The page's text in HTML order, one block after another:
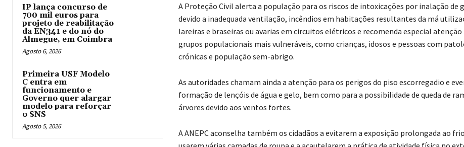
IP lança concurso de
700 mil euros para
projeto de reabilitação
da EN341 e do nó do
Almegue, em Coimbra
Agosto 6, 2026
Primeira USF Modelo
C entra em
funcionamento e
Governo quer alargar
modelo para reforçar
o SNS
Agosto 5, 2026
A Proteção Civil alerta a população para os riscos de intoxicações por inalação de
devido a inadequada ventilação, incêndios em habitações resultantes da má
lareiras e braseiras ou avarias em circuitos elétricos e recomenda especial atenção
grupos populacionais mais vulneráveis, como crianças, idosos e pessoas com
crónicas e população sem-abrigo.
As autoridades chamam ainda a atenção para os perigos do piso escorregadio e
formação de lençóis de água e gelo, bem como para a possibilidade de queda de
árvores devido aos ventos fortes.
A ANEPC aconselha também os cidadãos a evitarem a exposição prolongada ao